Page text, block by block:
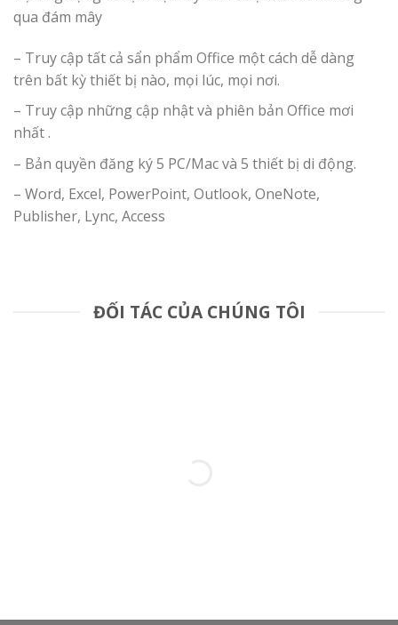
qua đám mây
– Truy cập tất cả sẩn phẩm Office một cách dễ dàng
trên bất kỳ thiết bị nào, mọi lúc, mọi nơi.
– Truy cập những cập nhật và phiên bản Office mơi
nhất .
– Bản quyền đăng ký 5 PC/Mac và 5 thiết bị di động.
– Word, Excel, PowerPoint, Outlook, OneNote,
Publisher, Lync, Access
ĐỐI TÁC CỦA CHÚNG TÔI